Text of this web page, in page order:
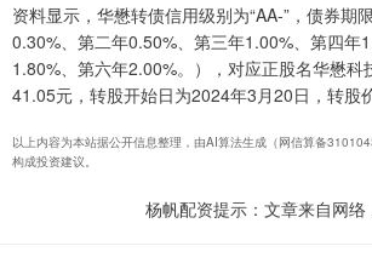
资料显示，华懋转债信用级别为“AA-”，债券期
0.30%、第二年0.50%、第三年1.00%、第四年
1.80%、第六年2.00%。），对应正股名华懋科
41.05元，转股开始日为2024年3月20日，转股
以上内容为本站据公开信息整理，由AI算法生成（网信算备
构成投资建议。
杨帆配资提示：文章来自网络